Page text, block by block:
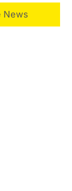
News